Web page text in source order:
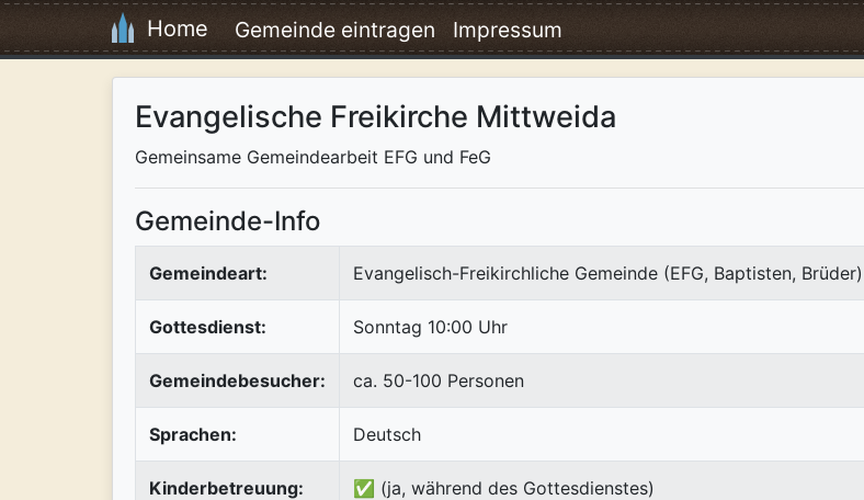
Home Gemeinde eintragen Impressum
Evangelische Freikirche Mittweida
Gemeinsame Gemeindearbeit EFG und FeG
Gemeinde-Info
Gemeindeart: Evangelisch-Freikirchliche Gemeinde (EFG, Baptisten, Brüder)
Gottesdienst: Sonntag 10:00 Uhr
Gemeindebesucher: ca. 50-100 Personen
Sprachen: Deutsch
Kinderbetreuung: ✅ (ja, während des Gottesdienstes)